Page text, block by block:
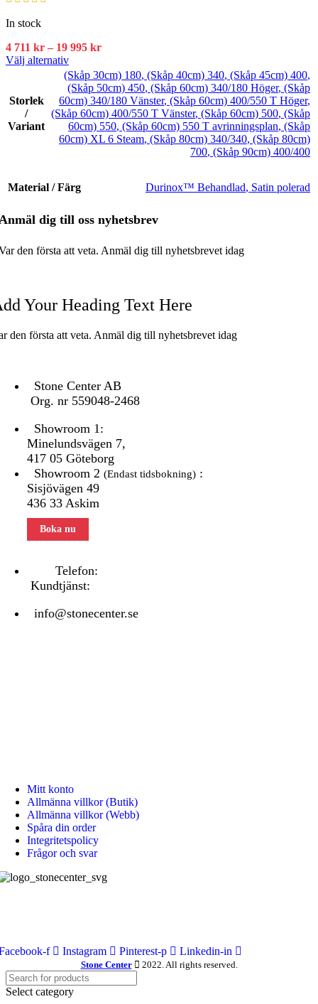
In stock
4 711 kr – 19 995 krPrisintervall:
711 kr
till
19
995 kr
Välj alternativDen
här
produkten
har
flera
varianter.
De
olika
väljas
produktsidan
Storlek
/
Variant
(Skåp 30cm) 180, (Skåp 40cm) 340, (Skåp 45cm) 400,
(Skåp 50cm) 450, (Skåp 60cm) 340/180 Höger, (Skåp
60cm) 340/180 Vänster, (Skåp 60cm) 400/550 T Höger,
(Skåp 60cm) 400/550 T Vänster, (Skåp 60cm) 500, (Skåp
60cm) 550, (Skåp 60cm) 550 T avrinningsplan, (Skåp
60cm) XL 6 Steam, (Skåp 80cm) 340/340, (Skåp 80cm)
700, (Skåp 90cm) 400/400
Material / Färg Durinox™ Behandlad, Satin polerad
dig till oss nyhetsbrev
den första att veta. Anmäl dig till nyhetsbrevet idag
Your Heading Text Here
den första att veta. Anmäl dig till nyhetsbrevet idag
Stone Center AB
Org. nr 559048-2468
Showroom 1:
Minelundsvägen 7,
417 05 Göteborg
Showroom 2 (Endast tidsbokning) :
Sisjövägen 49
436 33 Askim
Boka nu
Telefon:
Kundtjänst:
info@stonecenter.se
Mitt konto
Allmänna villkor (Butik)
Allmänna villkor (Webb)
Spåra din order
Integritetspolicy
Frågor och svar
f
Instagram Pinterest-p Linkedin-in
Stone Center 2022. All rights reserved.
Select category